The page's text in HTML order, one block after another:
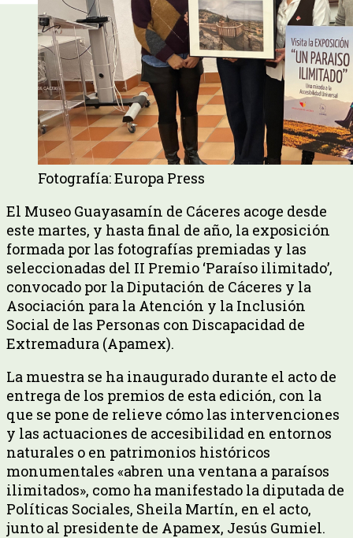
Fotografía: Europa Press
El Museo Guayasamín de Cáceres acoge desde
este martes, y hasta final de año, la exposición
formada por las fotografías premiadas y las
seleccionadas del II Premio ‘Paraíso ilimitado’,
convocado por la Diputación de Cáceres y la
Asociación para la Atención y la Inclusión
Social de las Personas con Discapacidad de
Extremadura (Apamex).
La muestra se ha inaugurado durante el acto de
entrega de los premios de esta edición, con la
que se pone de relieve cómo las intervenciones
y las actuaciones de accesibilidad en entornos
naturales o en patrimonios históricos
monumentales «abren una ventana a paraísos
ilimitados», como ha manifestado la diputada de
Políticas Sociales, Sheila Martín, en el acto,
junto al presidente de Apamex, Jesús Gumiel.